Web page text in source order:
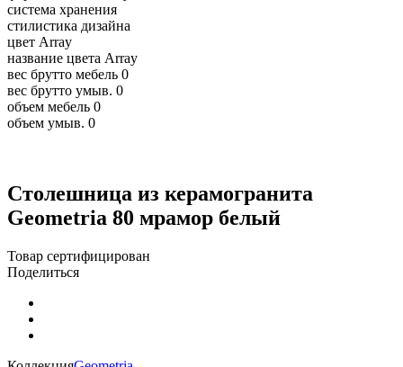
система хранения
стилистика дизайна
цвет Array
название цвета Array
вес брутто мебель 0
вес брутто умыв. 0
объем мебель 0
объем умыв. 0
Столешница из керамогранита
Geometria 80 мрамор белый
Товар сертифицирован
Поделиться